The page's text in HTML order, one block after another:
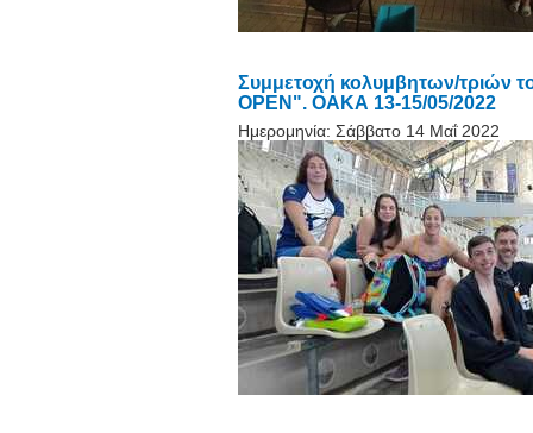
Συμμετοχή κολυμβητων/τριών
OPEN". ΟΑΚΑ 13-15/05/2022
Ημερομηνία: Σάββατο 14 Μαΐ 2022